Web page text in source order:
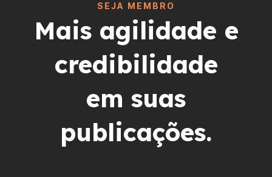
SEJA MEMBRO
Mais agilidade e
credibilidade
em suas
publicações.